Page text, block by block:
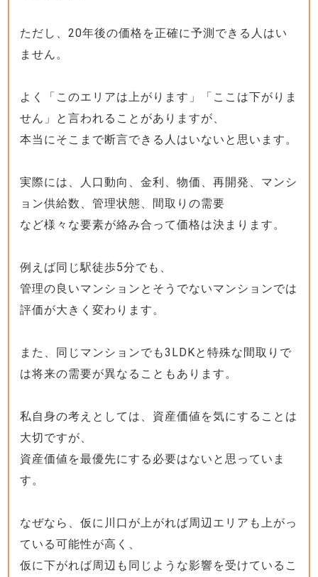
ただし、20年後の価格を正確に予測できる人はい
ません。
よく「このエリアは上がります」「ここは下がりま
せん」と言われることがありますが、
本当にそこまで断言できる人はいないと思います。
実際には、人口動向、金利、物価、再開発、マンシ
ョン供給数、管理状態、間取りの需要
など様々な要素が絡み合って価格は決まります。
例えば同じ駅徒歩5分でも、
管理の良いマンションとそうでないマンションでは
評価が大きく変わります。
また、同じマンションでも3LDKと特殊な間取りで
は将来の需要が異なることもあります。
私自身の考えとしては、資産価値を気にすることは
大切ですが、
資産価値を最優先にする必要はないと思っていま
す。
なぜなら、仮に川口が上がれば周辺エリアも上がっ
ている可能性が高く、
仮に下がれば周辺も同じような影響を受けているこ